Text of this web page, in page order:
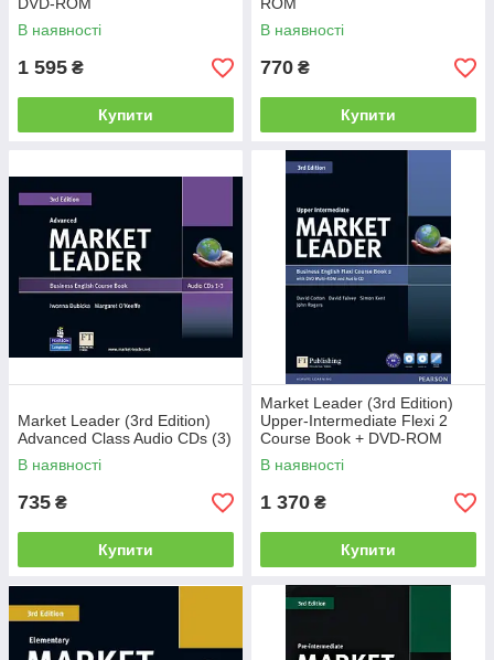
В наявності
1 595 ₴
Купити
В наявності
770 ₴
Купити
Market Leader (3rd Edition)
Advanced Class Audio CDs (3)
В наявності
735 ₴
Купити
Market Leader (3rd Edition)
Upper-Intermediate Flexi 2
Course Book + DVD-ROM
В наявності
1 370 ₴
Купити